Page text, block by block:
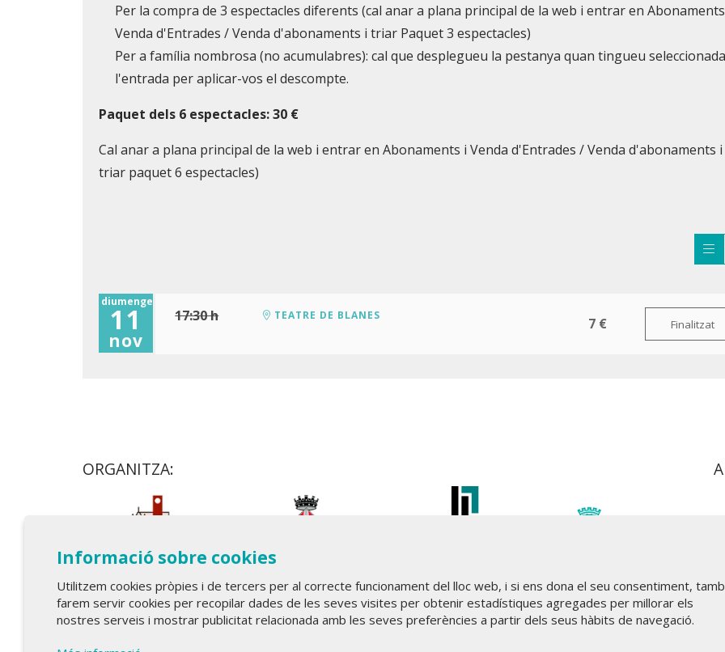
Per la compra de 3 espectacles diferents (cal anar a plana principal de la web i entrar en
Venda d'Entrades / Venda d'abonaments i triar Paquet 3 espectacles)
Per a família nombrosa (no acumulabres): cal que desplegueu la pestanya quan tingueu seleccionada
l'entrada per aplicar-vos el descompte.
Paquet dels 6 espectacles: 30 €
Cal anar a plana principal de la web i entrar en Abonaments i Venda d'Entrades / Venda d'abonaments i
triar paquet 6 espectacles)
diumenge
11
nov
17:30 h TEATRE DE BLANES 7 € Finalitzat
ORGANITZA:
Informació sobre cookies
Utilitzem cookies pròpies i de tercers per al correcte funcionament del lloc web, i si ens dona el seu consentiment,
farem servir cookies per recopilar dades de les seves visites per obtenir estadístiques agregades per millorar els
nostres serveis i mostrar publicitat relacionada amb les seves preferències a partir dels seus hàbits de navegació.